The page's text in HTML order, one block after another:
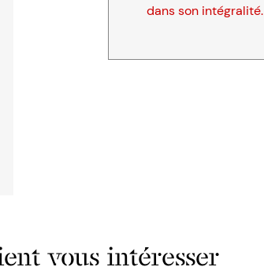
dans son intégralité.
vous intéresser